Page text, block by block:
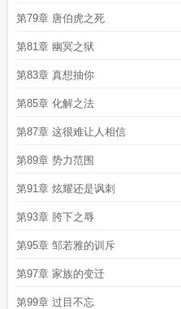
第79章 唐伯虎之死
第81章 幽冥之狱
第83章 真想抽你
第85章 化解之法
第87章 这很难让人相信
第89章 势力范围
第91章 炫耀还是讽刺
第93章 胯下之辱
第95章 邹若雅的训斥
第97章 家族的变迁
第99章 过目不忘